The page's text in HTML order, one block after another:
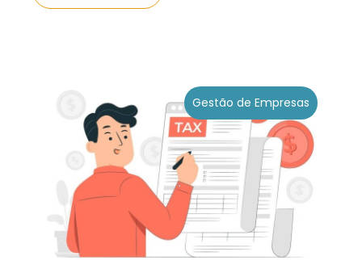
Gestão de Empresas